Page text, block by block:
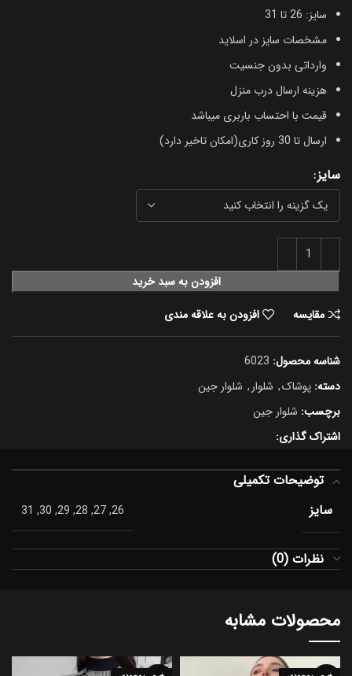
سایز: 26 تا 31
مشخصات سایز در اسلاید
وارداتی بدون جنسیت
هزینه ارسال درب منزل
قیمت با احتساب باربری میباشد
ارسال تا 30 روز کاری(امکان تاخیر دارد)
سایز
افزودن به سبد خرید
مقایسه
افزودن به علاقه مندی
شناسه محصول: 6023
دسته: پوشاک, شلوار, شلوار جین
برچسب: شلوار جین
اشتراک گذاری:
توضیحات تکمیلی
سایز
26, 27, 28, 29, 30, 31
نظرات (0)
محصولات مشابه